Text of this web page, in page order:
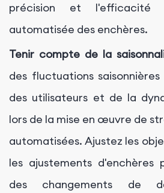
précision et l'efficacité
automatisée des enchères.
Tenir compte de la
des fluctuations
des utilisateurs et de la
lors de la mise en œuvre de
automatisées. Ajustez les
les ajustements
des changements de